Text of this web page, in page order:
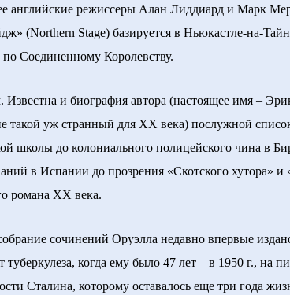
английские режиссеры Алан Лиддиард и Марк
(Northern Stage) базируется в Ньюкастле-на-Ta
по Соединенному Королевству.
и биография автора (настоящее имя –
такой уж странный для ХХ века) послужной
школы до колониального полицейского чина в
в Испании до прозрения «Скотского хутора» и
романа ХХ века.
сочинений Оруэлла недавно впервые
когда ему было 47 лет – в 1950 г., на
Сталина, которoму оставалось еще три года